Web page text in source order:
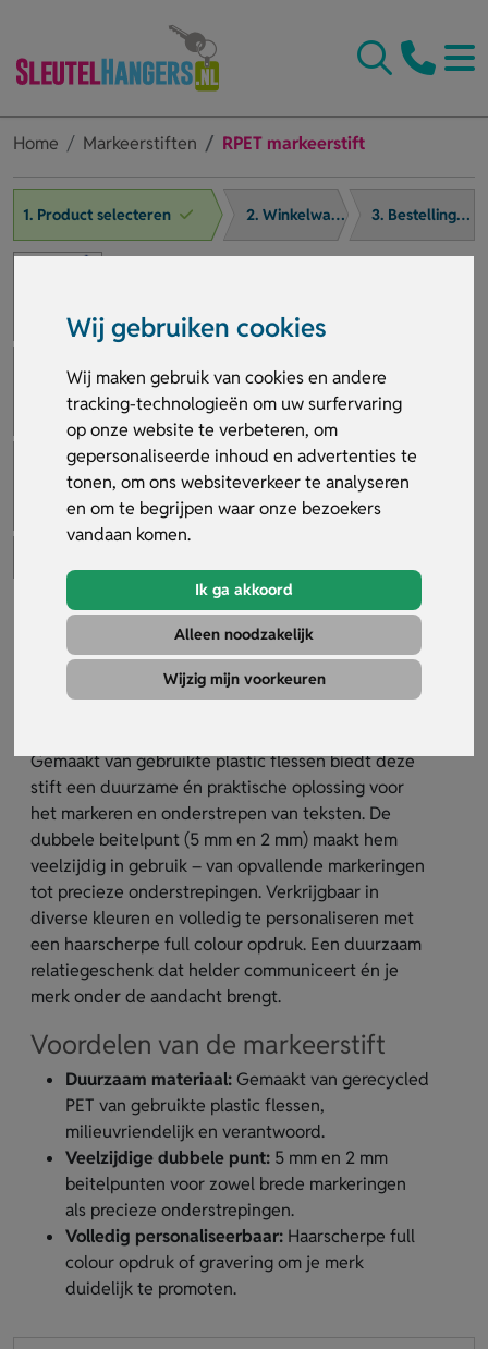
Wij gebruiken cookies
Wij maken gebruik van cookies en andere
tracking-technologieën om uw surfervaring
op onze website te verbeteren, om
gepersonaliseerde inhoud en advertenties te
tonen, om ons websiteverkeer te analyseren
en om te begrijpen waar onze bezoekers
vandaan komen.
Ik ga akkoord
Alleen noodzakelijk
Wijzig mijn voorkeuren
Home Markeerstiften RPET markeerstift
1. Product selecteren 2. Winkelwagen 3. Bestelling afronden
RPET markeerstift
Artikelnummer:32515
Gemaakt van gebruikte plastic flessen biedt deze
stift een duurzame én praktische oplossing voor
het markeren en onderstrepen van teksten. De
dubbele beitelpunt (5 mm en 2 mm) maakt hem
veelzijdig in gebruik – van opvallende markeringen
tot precieze onderstrepingen. Verkrijgbaar in
diverse kleuren en volledig te personaliseren met
een haarscherpe full colour opdruk. Een duurzaam
relatiegeschenk dat helder communiceert én je
merk onder de aandacht brengt.
Voordelen van de markeerstift
Duurzaam materiaal:Gemaakt van gerecycled
PET van gebruikte plastic flessen,
milieuvriendelijk en verantwoord.
Veelzijdige dubbele punt: 5 mm en 2 mm
beitelpunten voor zowel brede markeringen
als precieze onderstrepingen.
Volledig personaliseerbaar: Haarscherpe full
colour opdruk of gravering om je merk
duidelijk te promoten.